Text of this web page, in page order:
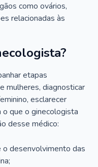
como ovários,
relacionadas às
etapas
mulheres, diagnosticar
esclarecer
o que o ginecologista
desse médico:
o desenvolvimento das